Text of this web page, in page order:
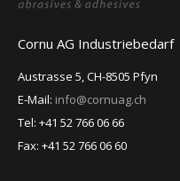
Cornu AG Industriebedarf
Austrasse 5, CH-8505 Pfyn
E-Mail: info@cornuag.ch
Tel: +41 52 766 06 66
Fax: +41 52 766 06 60